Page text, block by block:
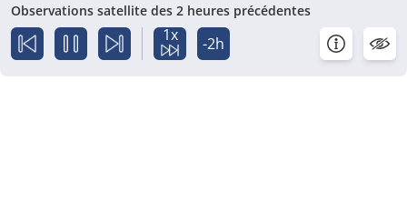
Observations satellite des 2 heures précédentes
1x -2h